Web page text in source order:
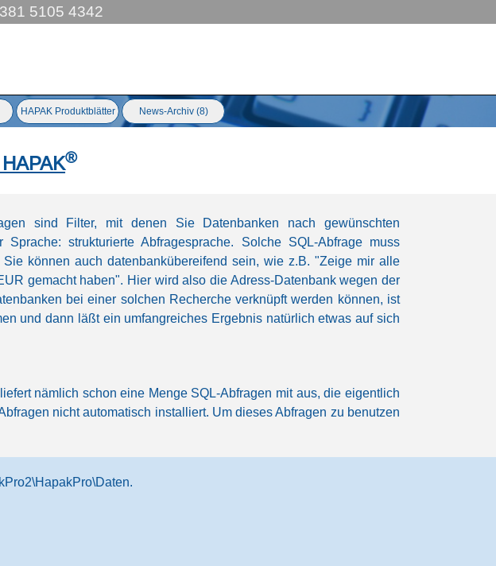
5105 4342
▼
HAPAK Produktblätter News-Archiv (8)
®
sind Filter, mit denen Sie Datenbanken nach gewünschten
strukturierte Abfragesprache. Solche SQL-Abfrage muss
können auch datenbankübereifend sein, wie z.B. "Zeige mir alle
gemacht haben". Hier wird also die Adress-Datenbank wegen der
bei einer solchen Recherche verknüpft werden können, ist
und dann läßt ein umfangreiches Ergebnis natürlich etwas auf sich
liefert nämlich schon eine Menge SQL-Abfragen mit aus, die eigentlich
nicht automatisch installiert. Um dieses Abfragen zu benutzen